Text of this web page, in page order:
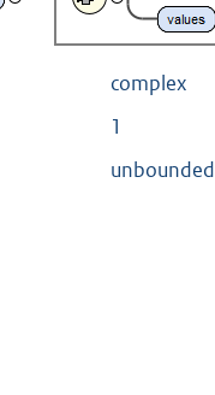
complex
1
unbounded